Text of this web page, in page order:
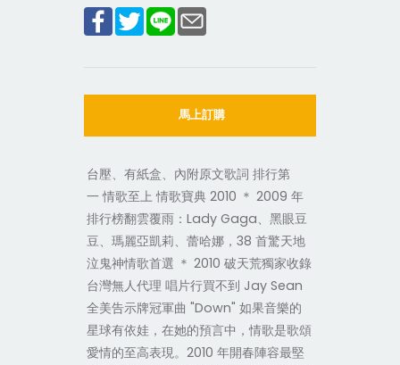
馬上訂購
台壓、有紙盒、內附原文歌詞 排行第
一 情歌至上 情歌寶典 2010 ＊ 2009 年
排行榜翻雲覆雨：Lady Gaga、黑眼豆
豆、瑪麗亞凱莉、蕾哈娜，38 首驚天地
泣鬼神情歌首選 ＊ 2010 破天荒獨家收錄
台灣無人代理 唱片行買不到 Jay Sean
全美告示牌冠軍曲 "Down" 如果音樂的
星球有依娃，在她的預言中，情歌是歌頌
愛情的至高表現。2010 年開春陣容最堅